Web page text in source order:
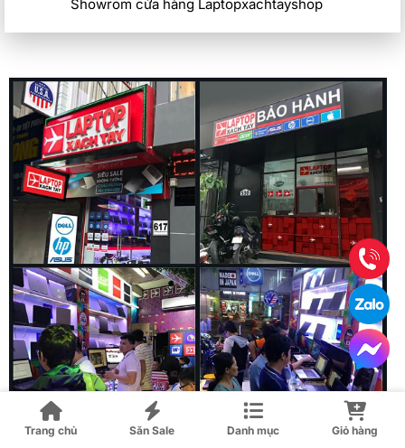
Showrom cửa hàng Laptopxachtayshop
Trang chủ Săn Sale Danh mục Giỏ hàng